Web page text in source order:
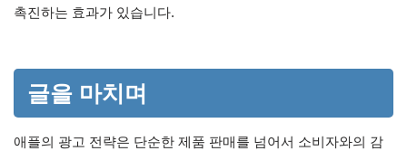
촉진하는 효과가 있습니다.
글을 마치며
애플의 광고 전략은 단순한 제품 판매를 넘어서 소비자와의 감